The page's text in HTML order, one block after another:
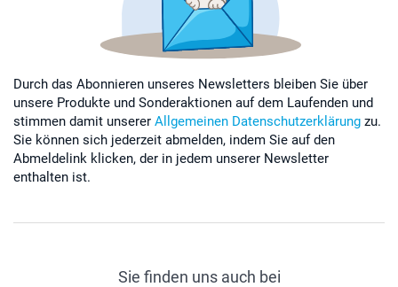
Durch das Abonnieren unseres Newsletters bleiben Sie über
unsere Produkte und Sonderaktionen auf dem Laufenden und
stimmen damit unserer Allgemeinen Datenschutzerklärung zu.
Sie können sich jederzeit abmelden, indem Sie auf den
Abmeldelink klicken, der in jedem unserer Newsletter
enthalten ist.
Sie finden uns auch bei